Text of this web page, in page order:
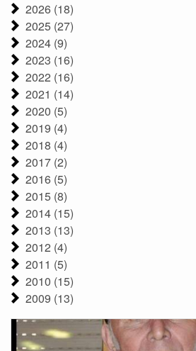
2026 (18)
2025 (27)
2024 (9)
2023 (16)
2022 (16)
2021 (14)
2020 (5)
2019 (4)
2018 (4)
2017 (2)
2016 (5)
2015 (8)
2014 (15)
2013 (13)
2012 (4)
2011 (5)
2010 (15)
2009 (13)